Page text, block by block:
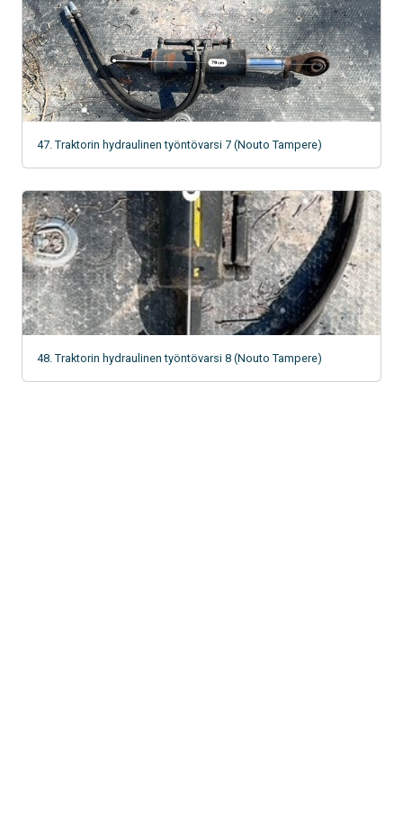
47. Traktorin hydraulinen työntövarsi 7 (Nouto Tampere)
48. Traktorin hydraulinen työntövarsi 8 (Nouto Tampere)